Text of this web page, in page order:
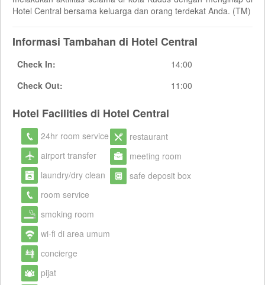
Hotel Central bersama keluarga dan orang terdekat Anda. (TM)
Informasi Tambahan di Hotel Central
Check In:
14:00
Check Out:
11:00
Hotel Facilities di Hotel Central
24hr room service
airport transfer
laundry/dry clean
room service
smoking room
wi-fi di area umum
concierge
pijat
restaurant
meeting room
safe deposit box